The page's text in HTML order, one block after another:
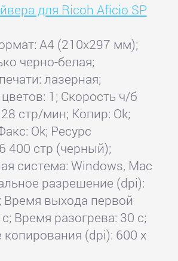
для Ricoh Aficio SP
A4 (210x297 мм);
черно-белая;
лазерная;
1; Скорость ч/б
стр/мин; Копир: Ok;
Ok; Ресурс
400 стр (черный);
система: Windows, Mac
разрешение (dpi):
Время выхода первой
Время разогрева: 30 с;
(dpi): 600 x